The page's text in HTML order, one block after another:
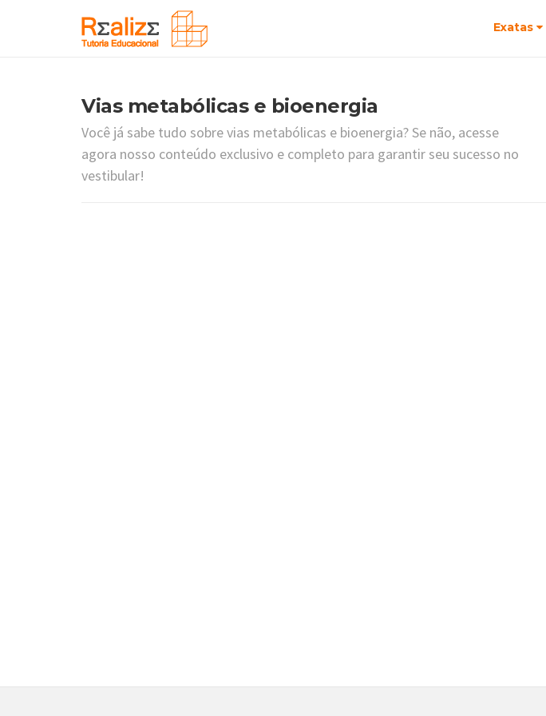
Exatas
Vias metabólicas e bioenergia
Você já sabe tudo sobre vias metabólicas e bioenergia? Se não, acesse
agora nosso conteúdo exclusivo e completo para garantir seu sucesso no
vestibular!